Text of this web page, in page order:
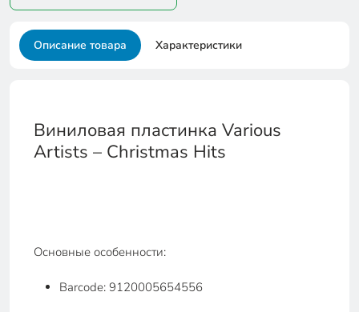
Описание товара Характеристики
Виниловая пластинка Various
Artists – Christmas Hits
Основные особенности:
Barcode: 9120005654556